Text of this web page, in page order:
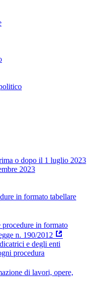
o dopo il 1 luglio 2023
2023
in formato tabellare
in formato
n. 190/2012
e degli enti
procedura
di lavori, opere,